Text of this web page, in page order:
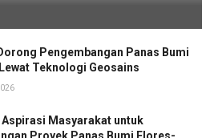
Pengembangan Panas Bumi
Teknologi Geosains
Aspirasi Masyarakat untuk